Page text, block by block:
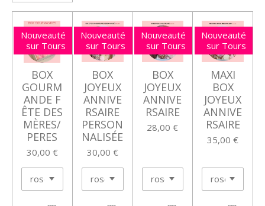
Nouveauté
sur Tours
BOX
GOURM
ANDE F
ÊTE DES
MÈRES/
PERES
30,00 €
Nouveauté
sur Tours
BOX
JOYEUX
ANNIVE
RSAIRE
PERSON
NALISÉE
30,00 €
Nouveauté
sur Tours
BOX
JOYEUX
ANNIVE
RSAIRE
28,00 €
Nouveauté
sur Tours
MAXI
BOX
JOYEUX
ANNIVE
RSAIRE
35,00 €